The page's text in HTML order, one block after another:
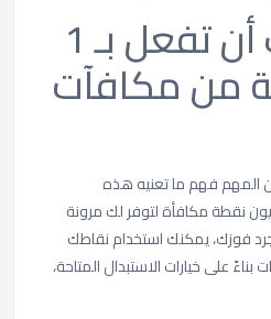
ماذا يمكنك أن تفعل بـ 1
من مكافآت
المهم فهم ما تعنيه هذه
نقطة مكافأة لتوفر لك مرونة
فوزك، يمكنك استخدام نقاطك
على خيارات الاستبدال المتاحة،